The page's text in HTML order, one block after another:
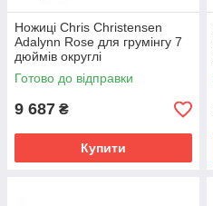
Ножиці Chris Christensen
Adalynn Rose для грумінгу 7
дюймів округлі
Готово до відправки
9 687 ₴
Купити